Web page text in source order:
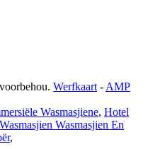
Werfkaart - AMP
Wasmasjiene, Hotel
Wasmasjien Wasmasjien En
,